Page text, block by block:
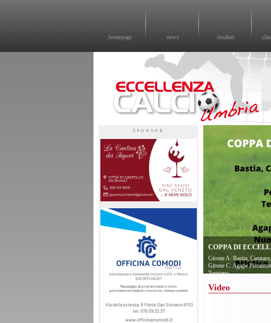
homepage news risultati
SPONSOR
COPPA DI
Girone A: Bastia,
Girone C: Agape
Torgiano
Video